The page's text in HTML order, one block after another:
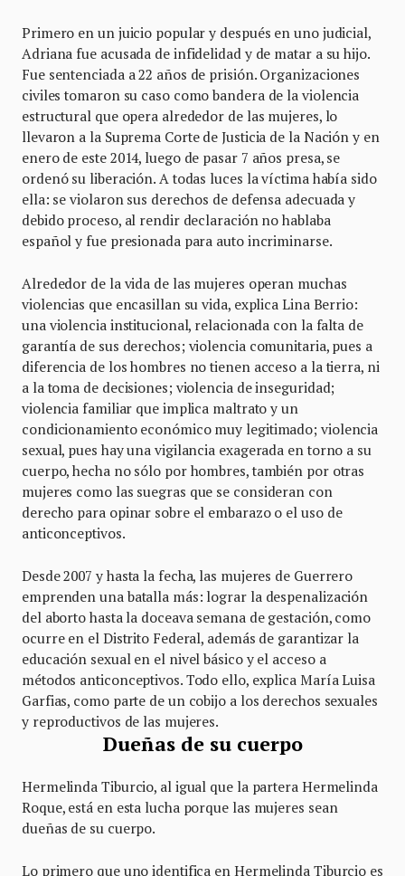
Primero en un juicio popular y después en uno judicial,
Adriana fue acusada de infidelidad y de matar a su hijo.
Fue sentenciada a 22 años de prisión. Organizaciones
civiles tomaron su caso como bandera de la violencia
estructural que opera alrededor de las mujeres, lo
llevaron a la Suprema Corte de Justicia de la Nación y en
enero de este 2014, luego de pasar 7 años presa, se
ordenó su liberación. A todas luces la víctima había sido
ella: se violaron sus derechos de defensa adecuada y
debido proceso, al rendir declaración no hablaba
español y fue presionada para auto incriminarse.
Alrededor de la vida de las mujeres operan muchas
violencias que encasillan su vida, explica Lina Berrio:
una violencia institucional, relacionada con la falta de
garantía de sus derechos; violencia comunitaria, pues a
diferencia de los hombres no tienen acceso a la tierra, ni
a la toma de decisiones; violencia de inseguridad;
violencia familiar que implica maltrato y un
condicionamiento económico muy legitimado; violencia
sexual, pues hay una vigilancia exagerada en torno a su
cuerpo, hecha no sólo por hombres, también por otras
mujeres como las suegras que se consideran con
derecho para opinar sobre el embarazo o el uso de
anticonceptivos.
Desde 2007 y hasta la fecha, las mujeres de Guerrero
emprenden una batalla más: lograr la despenalización
del aborto hasta la doceava semana de gestación, como
ocurre en el Distrito Federal, además de garantizar la
educación sexual en el nivel básico y el acceso a
métodos anticonceptivos. Todo ello, explica María Luisa
Garfias, como parte de un cobijo a los derechos sexuales
y reproductivos de las mujeres.
Dueñas de su cuerpo
Hermelinda Tiburcio, al igual que la partera Hermelinda
Roque, está en esta lucha porque las mujeres sean
dueñas de su cuerpo.
Lo primero que uno identifica en Hermelinda Tiburcio es